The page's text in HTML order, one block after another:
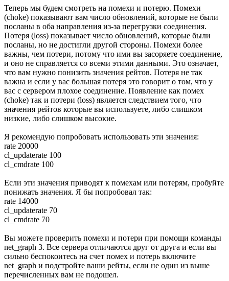
Теперь мы будем смотреть на помехи и потерю. Помехи
(choke) показывают вам число обновлений, которые не были
посланы в оба направления из-за перегрузки соединения.
Потеря (loss) показывает число обновлений, которые были
посланы, но не достигли другой стороны. Помехи более
важны, чем потери, потому что ими вы засоряете соединение,
и оно не справляется со всеми этими данными. Это означает,
что вам нужно понизить значения рейтов. Потеря не так
важна и если у вас большая потеря это говорит о том, что у
вас с сервером плохое соединение. Появление как помех
(choke) так и потери (loss) является следствием того, что
значения рейтов которые вы используете, либо слишком
низкие, либо слишком высокие.
Я рекомендую попробовать использовать эти значения:
rate 20000
cl_updaterate 100
cl_cmdrate 100
Если эти значения приводят к помехам или потерям, пробуйте
понижать значения. Я бы попробовал так:
rate 14000
cl_updaterate 70
cl_cmdrate 70
Вы можете проверить помехи и потери при помощи команды
net_graph 3. Все сервера отличаются друг от друга и если вы
сильно беспокоитесь на счет помех и потерь включите
net_graph и подстройте ваши рейты, если не один из выше
перечисленных вам не подошел.